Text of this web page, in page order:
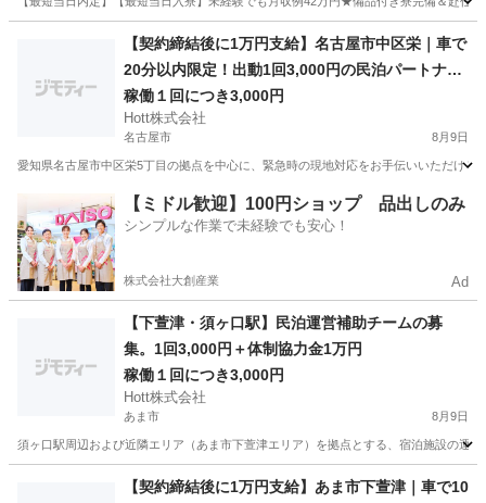
大府駅 その他
【契約締結後に1万円支給】名古屋市中区栄｜車で
20分以内限定！出動1回3,000円の民泊パートナー
募集
稼働１回につき3,000円
Hott株式会社
名古屋市 8月9日
愛知県名古屋市中区栄5丁目の拠点を中心に、緊急時の現地対応をお手伝いいただけ
名古屋市 その他 保健所
【ミドル歓迎】100円ショップ 品出しのみ
シンプルな作業で未経験でも安心！
株式会社大創産業 Ad
【下萱津・須ヶ口駅】民泊運営補助チームの募
集。1回3,000円＋体制協力金1万円
稼働１回につき3,000円
Hott株式会社
あま市 8月9日
須ヶ口駅周辺および近隣エリア（あま市下萱津エリア）を拠点とする、宿泊施設の運
その他 宿泊施設
【契約締結後に1万円支給】あま市下萱津｜車で10